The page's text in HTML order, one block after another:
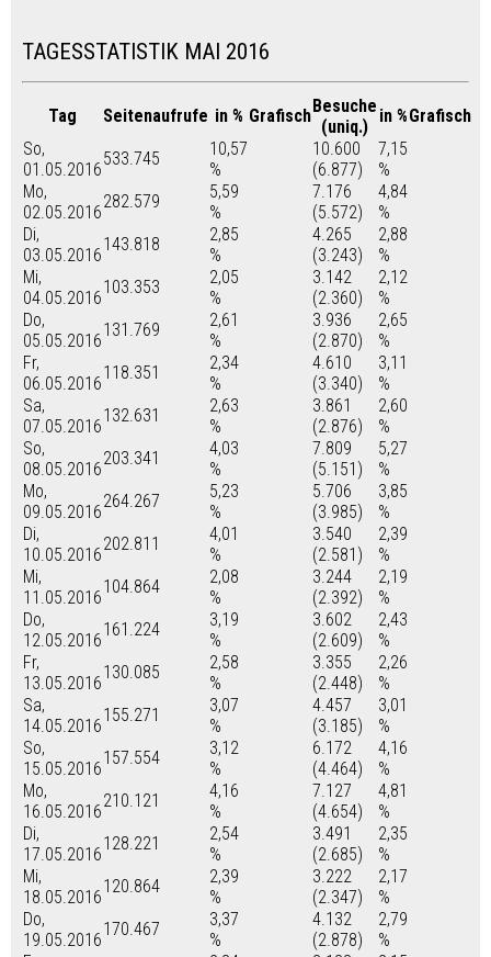
TAGESSTATISTIK MAI 2016
Tag Seitenaufrufe in % GrafischBesuche
(uniq.)
in %Grafisch
So,
01.05.2016
533.745
10,57
%
10.600
(6.877)
7,15
%
Mo,
02.05.2016
282.579
5,59
%
7.176
(5.572)
4,84
%
Di,
03.05.2016
143.818
2,85
%
4.265
(3.243)
2,88
%
Mi,
04.05.2016
103.353
2,05
%
3.142
(2.360)
2,12
%
Do,
05.05.2016
131.769
2,61
%
3.936
(2.870)
2,65
%
Fr,
06.05.2016
118.351
2,34
%
4.610
(3.340)
3,11
%
Sa,
07.05.2016
132.631
2,63
%
3.861
(2.876)
2,60
%
So,
08.05.2016
203.341
4,03
%
7.809
(5.151)
5,27
%
Mo,
09.05.2016
264.267
5,23
%
5.706
(3.985)
3,85
%
Di,
10.05.2016
202.811
4,01
%
3.540
(2.581)
2,39
%
Mi,
11.05.2016
104.864
2,08
%
3.244
(2.392)
2,19
%
Do,
12.05.2016
161.224
3,19
%
3.602
(2.609)
2,43
%
Fr,
13.05.2016
130.085
2,58
%
3.355
(2.448)
2,26
%
Sa,
14.05.2016
155.271
3,07
%
4.457
(3.185)
3,01
%
So,
15.05.2016
157.554
3,12
%
6.172
(4.464)
4,16
%
Mo,
16.05.2016
210.121
4,16
%
7.127
(4.654)
4,81
%
Di,
17.05.2016
128.221
2,54
%
3.491
(2.685)
2,35
%
Mi,
18.05.2016
120.864
2,39
%
3.222
(2.347)
2,17
%
Do,
19.05.2016
170.467
3,37
%
4.132
(2.878)
2,79
%